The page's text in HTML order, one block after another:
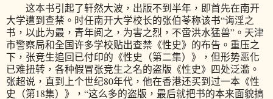
这本书引起了轩然大波，出版不到半年，即首先在南开
大学遭到查禁。时任南开大学校长的张伯苓称该书“诲淫之
书，以此为最，青年阅之，为害之烈，不啻洪水猛兽”。天津
市警察局和全国许多学校贴出查禁《性史》的布告。重压之
下，张竞生追回已付印的《性史（第二集）》，但形势恶化
已难扭转，各种假冒张竞生之名的盗版《性史》四处泛滥。
张超说，直到上个世纪80年代，他在香港还买到过一本《性
史（第18集）》，“这么多的盗版，最后就把书的本来面貌搞